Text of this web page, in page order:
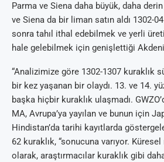
Parma ve Siena daha büyük, daha derin
ve Siena da bir liman satın aldı 1302-
sonra tahıl ithal edebilmek ve yerli
hale gelebilmek için genişlettiği
“Analizimize göre 1302-1307 kuraklık
bir kez yaşanan bir olaydı. 13. ve 14.
başka hiçbir kuraklık ulaşmadı.
MA, Avrupa’ya yayılan ve bunun için
Hindistan’da tarihi kayıtlarda
62 kuraklık, “sonucuna varıyor. Küresel
olarak, araştırmacılar kuraklık gibi